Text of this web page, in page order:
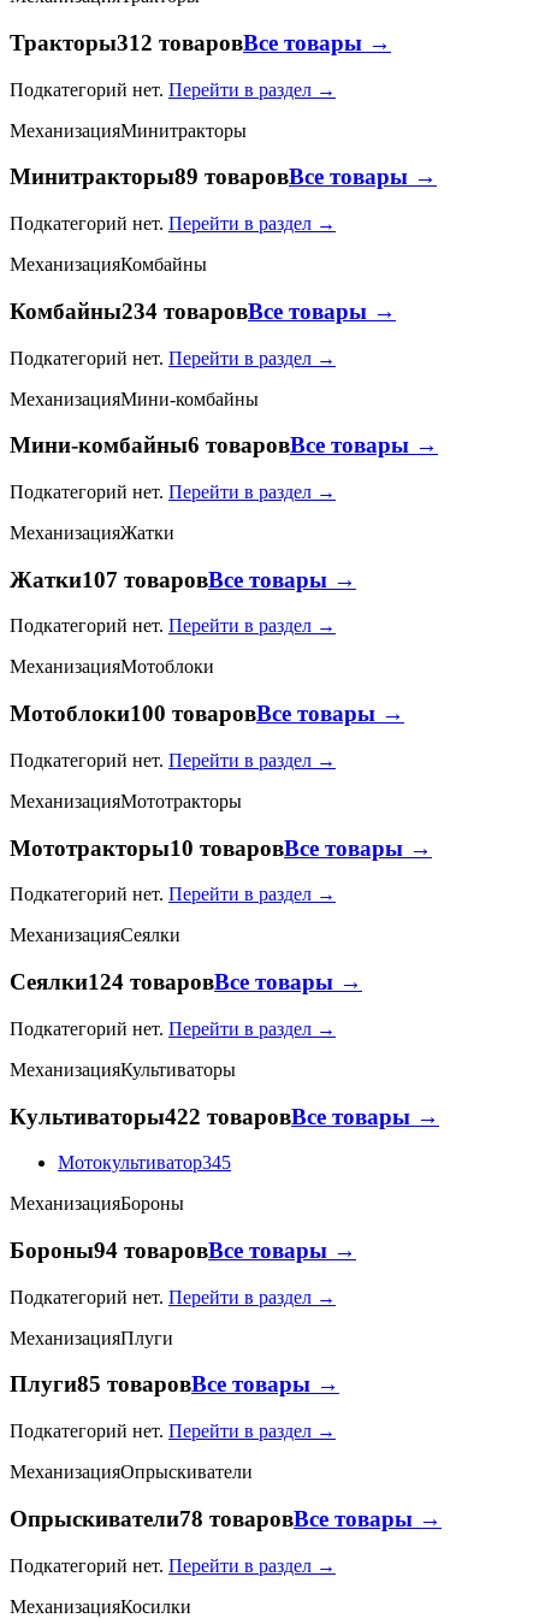
Тракторы312 товаровВсе товары →
Подкатегорий нет. Перейти в раздел →
МеханизацияМинитракторы
Минитракторы89 товаровВсе товары →
Подкатегорий нет. Перейти в раздел →
МеханизацияКомбайны
Комбайны234 товаровВсе товары →
Подкатегорий нет. Перейти в раздел →
МеханизацияМини-комбайны
Мини-комбайны6 товаровВсе товары →
Подкатегорий нет. Перейти в раздел →
МеханизацияЖатки
Жатки107 товаровВсе товары →
Подкатегорий нет. Перейти в раздел →
МеханизацияМотоблоки
Мотоблоки100 товаровВсе товары →
Подкатегорий нет. Перейти в раздел →
МеханизацияМототракторы
Мототракторы10 товаровВсе товары →
Подкатегорий нет. Перейти в раздел →
МеханизацияСеялки
Сеялки124 товаровВсе товары →
Подкатегорий нет. Перейти в раздел →
МеханизацияКультиваторы
Культиваторы422 товаровВсе товары →
Мотокультиватор345
МеханизацияБороны
Бороны94 товаровВсе товары →
Подкатегорий нет. Перейти в раздел →
МеханизацияПлуги
Плуги85 товаровВсе товары →
Подкатегорий нет. Перейти в раздел →
МеханизацияОпрыскиватели
Опрыскиватели78 товаровВсе товары →
Подкатегорий нет. Перейти в раздел →
МеханизацияКосилки